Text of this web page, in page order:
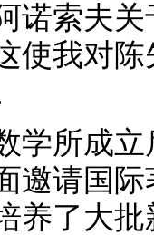
诺索夫
使我对
所成立
邀请国
养了大